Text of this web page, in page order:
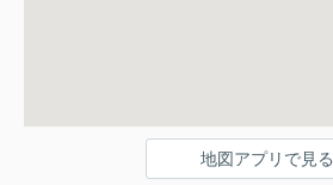
地図アプリで見る